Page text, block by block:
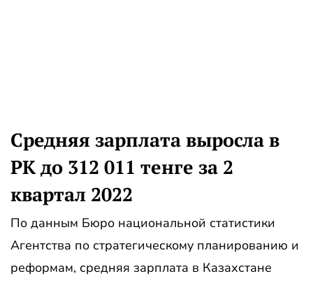
Средняя зарплата выросла в
РК до 312 011 тенге за 2
квартал 2022
По данным Бюро национальной статистики
Агентства по стратегическому планированию и
реформам, средняя зарплата в Казахстане